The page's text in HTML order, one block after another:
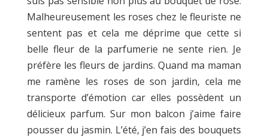
Malheureusement les roses chez le fleuriste ne
sentent pas et cela me déprime que cette si
belle fleur de la parfumerie ne sente rien. Je
préfère les fleurs de jardins. Quand ma maman
me ramène les roses de son jardin, cela me
transporte d’émotion car elles possèdent un
délicieux parfum. Sur mon balcon j’aime faire
pousser du jasmin. L’été, j’en fais des bouquets